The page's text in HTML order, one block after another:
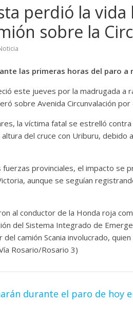
perdió la vida
sobre la
las primeras horas del paro a
este jueves por la madrugada a
sobre Avenida Circunvalación
la víctima fatal se estrelló
altura del cruce con Uriburu,
provinciales, el impacto se
aunque se seguían
al conductor de la Honda roja
del Sistema Integrado de
camión Scania involucrado,
Rosario/Rosario 3)
durante el paro de hoy